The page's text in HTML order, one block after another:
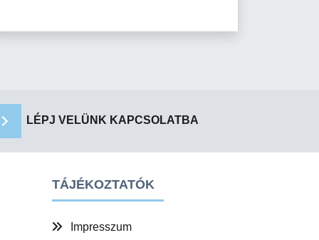
LÉPJ VELÜNK KAPCSOLATBA
TÁJÉKOZTATÓK
Impresszum